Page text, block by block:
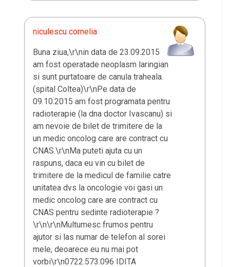
niculescu cornelia
Buna ziua,\r\nin data de 23.09.2015
am fost operatade neoplasm laringian
si sunt purtatoare de canula traheala.
(spital Coltea)\r\nPe data de
09.10.2015 am fost programata pentru
radioterapie (la dna doctor Ivascanu) si
am nevoie de bilet de trimitere de la
un medic oncolog care are contract cu
CNAS.\r\nMa puteti ajuta cu un
raspuns, daca eu vin cu bilet de
trimitere de la medicul de familie catre
unitatea dvs la oncologie voi gasi un
medic oncolog care are contract cu
CNAS pentru sedinte radioterapie ?
\r\n\r\nMultumesc frumos pentru
ajutor si las numar de telefon al sorei
mele, deoarece eu nu mai pot
vorbi\r\n0722.573.096 IDITA